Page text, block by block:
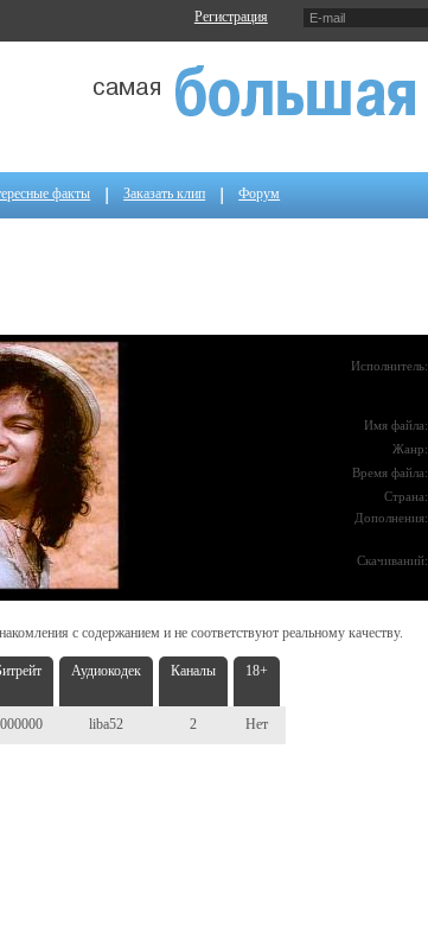
Регистрация
факты Заказать клип Форум
Исполнитель:
Имя файла:
Жанр:
Время файла:
Страна:
Дополнения:
Скачиваний:
с содержанием и не соответствуют реальному качеству.
Аудиокодек Каналы 18+
liba52 2 Нет